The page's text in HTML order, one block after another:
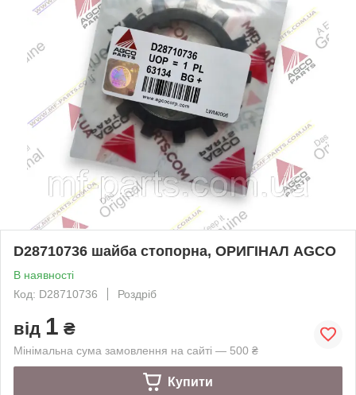
D28710736 шайба стопорна, ОРИГІНАЛ AGCO
В наявності
Код: D28710736
Роздріб
від 1 ₴
Мінімальна сума замовлення на сайті — 500 ₴
Купити